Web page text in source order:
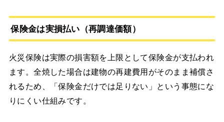
保険金は実損払い（再調達価額）
火災保険は実際の損害額を上限として保険金が支払われ
ます。全焼した場合は建物の再建費用がそのまま補償さ
れるため、「保険金だけでは足りない」という事態にな
りにくい仕組みです。